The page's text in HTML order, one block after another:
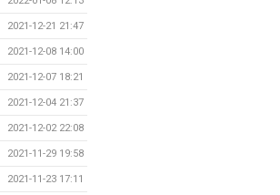
2021-12-21 21:47
2021-12-08 14:00
2021-12-07 18:21
2021-12-04 21:37
2021-12-02 22:08
2021-11-29 19:58
2021-11-23 17:11